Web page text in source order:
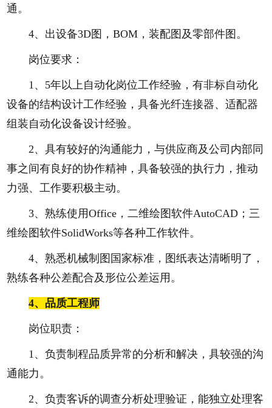
通。
4、出设备3D图，BOM，装配图及零部件图。
岗位要求：
1、5年以上自动化岗位工作经验，有非标自动化
设备的结构设计工作经验，具备光纤连接器、适配器
组装自动化设备设计经验。
2、具有较好的沟通能力，与供应商及公司内部同
事之间有良好的协作精神，具备较强的执行力，推动
力强、工作要积极主动。
3、熟练使用Office，二维绘图软件AutoCAD；三
维绘图软件SolidWorks等各种工作软件。
4、熟悉机械制图国家标准，图纸表达清晰明了，
熟练各种公差配合及形位公差运用。
4、 品质工程师
岗位职责：
1、负责制程品质异常的分析和解决，具较强的沟
通能力。
2、负责客诉的调查分析处理验证，能独立处理客